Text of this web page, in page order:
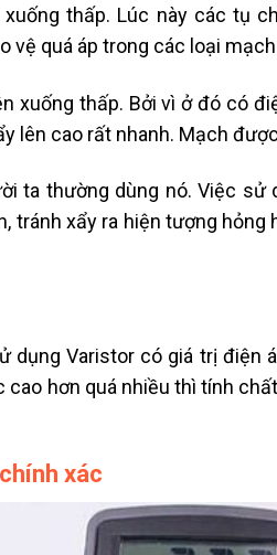
thấp. Lúc này các tụ
vệ quá áp trong các loại
xuống thấp. Bởi vì ở đó có
lên cao rất nhanh. Mạch
ta thường dùng nó. Việc sử
tránh xẩy ra hiện tượng hỏng
dụng Varistor có giá trị điện
hơn quá nhiều thì tính
xác